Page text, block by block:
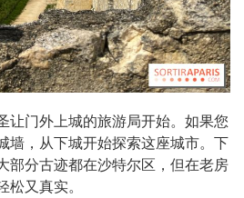
让门外上城的旅游局开始。如果您
墙，从下城开始探索这座城市。下
部分古迹都在沙特尔区，但在老房
又真实。